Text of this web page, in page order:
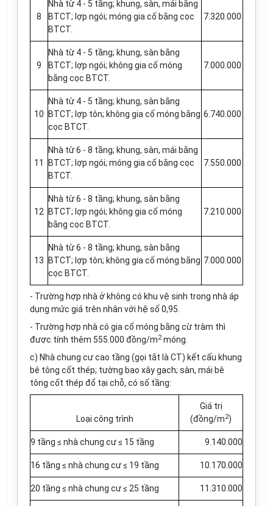
8
Nhà từ 4 - 5 tầng; khung, sàn, mái bằng
BTCT; l ợp ngói; móng gia cố bằng cọc
BTCT.
7.320.000
9
Nhà từ 4 - 5 tầng; khung, sàn bằng
BTCT; l ợp ngói; không gia cố móng
bằng cọc BTCT.
7.000.000
10
Nhà từ 4 - 5 tầng; khung, sàn bằng
BTCT; lợp tôn; không gia cố móng bằng
cọc BTCT.
6.740.000
11
Nhà từ 6 - 8 tầng; khung, sàn, mái bằng
BTCT; lợp ngói; móng gia cố bằng cọc
BTCT.
7.550.000
12
Nhà từ 6 - 8 tầng; khung, sàn bằng
BTCT; lợp ngói; không gia cố móng
bằng cọc BTCT.
7.210.000
13
Nhà từ 6 - 8 tầng; khung, sàn bằng
BTCT; l ợp tôn; không gia cố móng bằng
cọc BTCT.
7.000.000
- Trường hợp nhà ở không có khu vệ sinh trong nhà áp
dụng mức giá trên nhân với hệ số 0,95.
- Trường hợp nhà có gia cố móng bằng cừ tràm thì
được tính thêm 555.000 đồng/m2móng.
c) Nhà chung cư cao tầng (gọi tắt là CT) kết cấu khung
bê tông cốt thép; tường bao xây gạch; sàn, mái bê
tông cốt thép đổ tại chỗ, có số tầng:
Loại công trình
Giá trị
(đồng/m2)
9 tầng ≤ nhà chung cư ≤ 15 tầng 9.140.000
16 tầng ≤ nhà chung cư ≤ 19 tầng 10.170.000
20 tầng ≤ nhà chung cư ≤ 25 tầng 11.310.000